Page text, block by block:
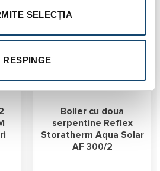
SELECȚIA
RESPINGE
Boiler cu doua
serpentine Reflex
Storatherm Aqua Solar
AF 300/2